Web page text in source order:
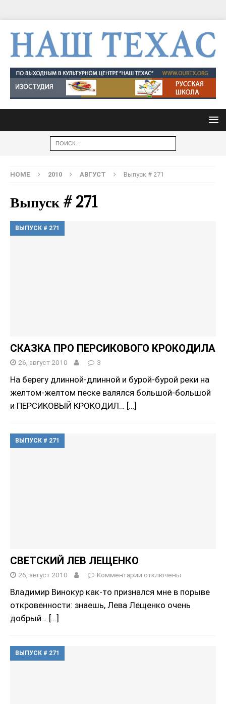
HOME 2010 АВГУСТ Выпуск # 271
Выпуск # 271
ВЫПУСК # 271
СКАЗКА ПРО ПЕРСИКОВОГО КРОКОДИЛА
26, август 2010 3
На берегу длинной-длинной и бурой-бурой реки на
желтом-желтом песке валялся большой-большой
и ПЕРСИКОВЫЙ КРОКОДИЛ… […]
ВЫПУСК # 271
СВЕТСКИЙ ЛЕВ ЛЕЩЕНКО
26, август 2010 Комментарии отключены
Владимир Винокур как-то признался мне в порыве
откровенности: знаешь, Лева Лещенко очень
добрый… […]
ВЫПУСК # 271